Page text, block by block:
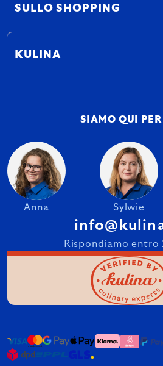
SULLO SHOPPING
KULINA
SIAMO QUI PER
Anna Sylwie
Rispondiamo entro